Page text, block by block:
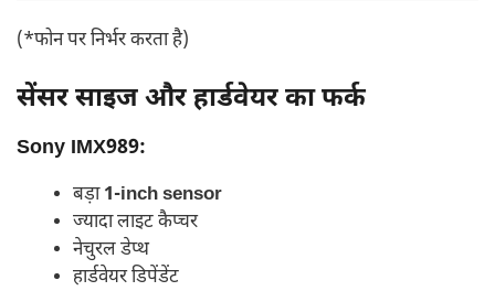
(*फोन पर निर्भर करता है)
सेंसर साइज और हार्डवेयर का फर्क
Sony IMX989:
बड़ा1-inch sensor
ज्यादा लाइट कैप्चर
नेचुरल डेप्थ
हार्डवेयर डिपेंडेंट